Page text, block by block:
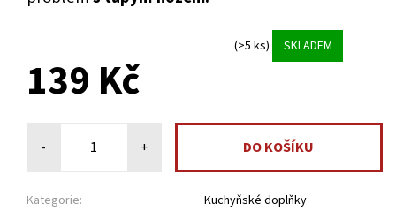
(>5 ks) SKLADEM
139 Kč
- +
Kategorie: Kuchyňské doplňky